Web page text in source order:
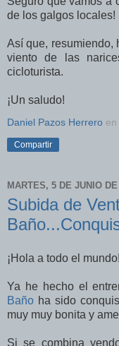
de los galgos locales!
Así que, resumiendo,
viento de las
cicloturista.
¡Un saludo!
Daniel Pazos Herrero en
Compartir
MARTES, 5 DE JUNIO
Subida de
¡Hola a todo el mundo!
Ya he hecho el
Baño ha sido
muy muy bonita y
Si se combina